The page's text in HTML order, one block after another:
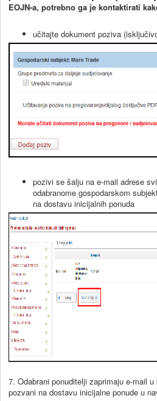
EOJN-a, potrebno ga je kontaktirati
učitajte dokument poziva
pozivi se šalju na e-mail adrese
odabranome gospodarskom
na dostavu inicijalnih ponuda
7. Odabrani ponuditelji zaprimaju e-mail
pozvani na dostavu inicijalne ponude u